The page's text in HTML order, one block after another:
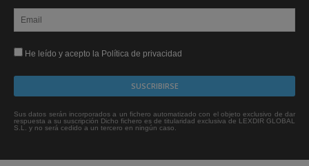
He leído y acepto la Política de privacidad
Sus datos serán incorporados a un fichero automatizado con el objeto exclusivo de dar
respuesta a su suscripción Dicho fichero es de titularidad exclusiva de LEXDIR GLOBAL
S.L. y no será cedido a un tercero en ningún caso.